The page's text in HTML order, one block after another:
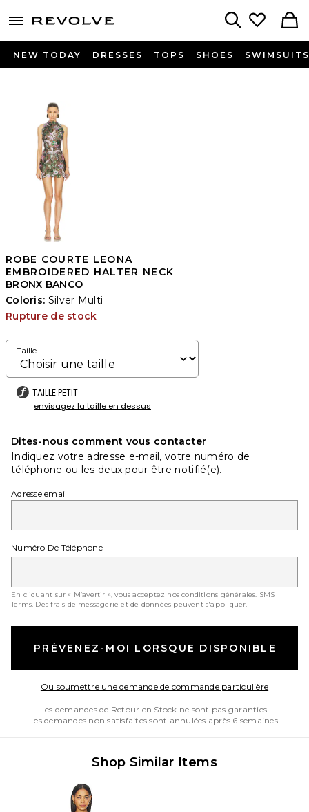
menu - shows more content
NEW TODAY DRESSES TOPS SHOES SWIMSUITS
ROBE COURTE LEONA
EMBROIDERED HALTER NECK
BRONX BANCO
Coloris: Silver Multi
Rupture de stock
Taille
TAILLE PETIT
envisagez la taille en dessus
Dites-nous comment vous contacter
Indiquez votre adresse e-mail, votre numéro de
téléphone ou les deux pour être notifié(e).
Adresse email
Numéro De Téléphone
En cliquant sur « M’avertir », vous acceptez nos conditions générales. SMS
Terms. Des frais de messagerie et de données peuvent s'appliquer.
PRÉVENEZ-MOI LORSQUE DISPONIBLE
Ou soumettre une demande de commande particulièreOpens in
Les demandes de Retour en Stock ne sont pas garanties.
Les demandes non satisfaites sont annulées après 6 semaines.
Shop Similar Items